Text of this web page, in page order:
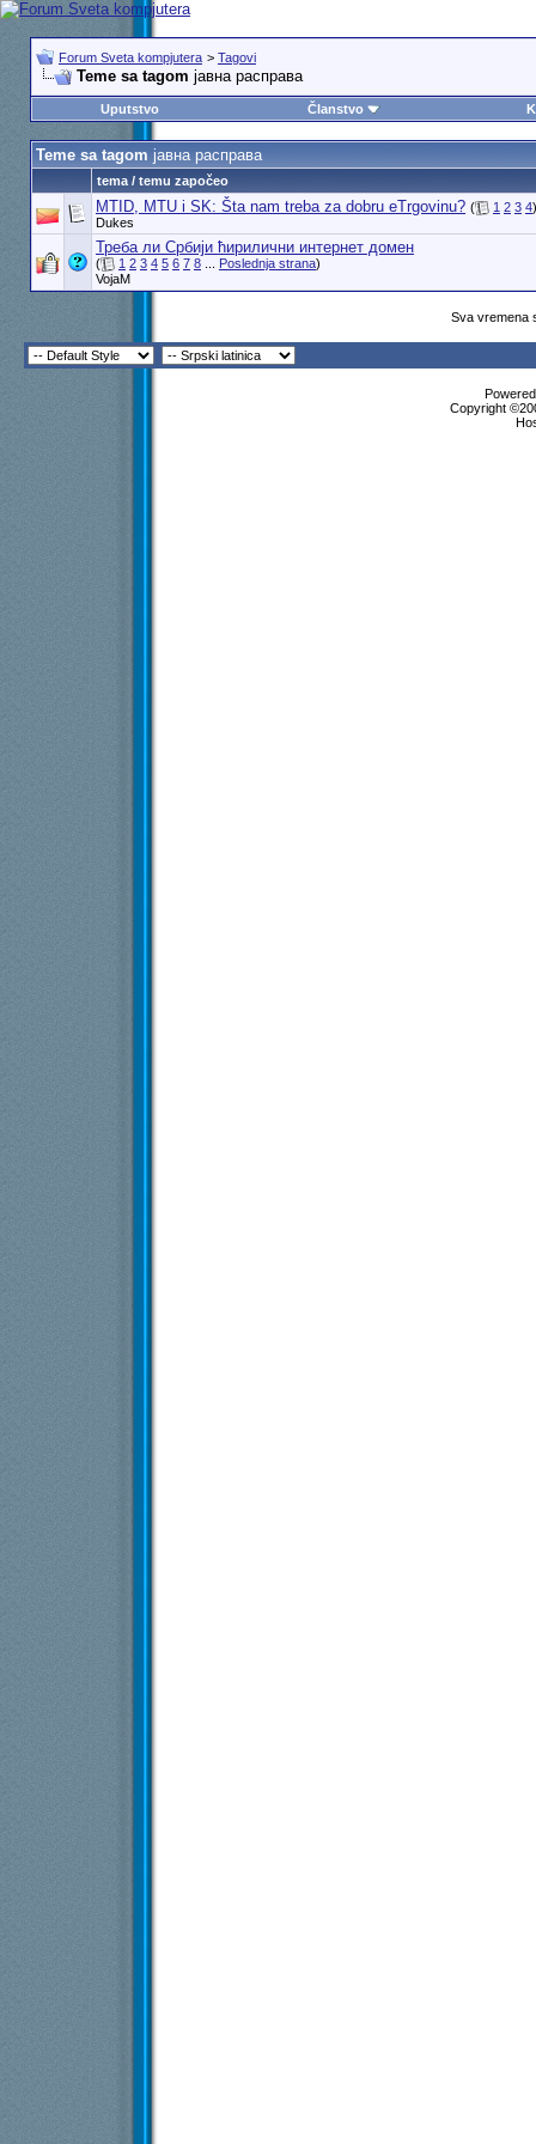
Forum Sveta kompjutera > Tagovi
Teme sa tagom јавна расправа
Uputstvo Članstvo
Teme sa tagom јавна расправа
tema / temu započeo
MTID, MTU i SK: Šta nam treba za dobru eTrgovinu? ( 1 2 3 4)
Dukes
Треба ли Србији ћирилични интернет домен
( 1 2 3 4 5 6 7 8... Poslednja strana)
VojaM
Sva vremena
Copyright